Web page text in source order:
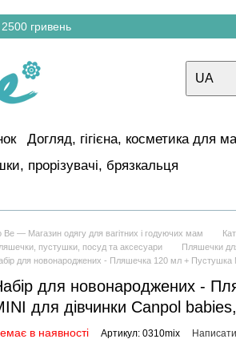
гривень
UA
Догляд, гігієна, косметика для
прорізувачі, брязкальця
Be — Магазин одягу для вагітних і годуючих мам
пустушки, посуд та аксесуари
Пляшечки
для новонароджених - Пляшечка 120 мл + Пустушка
для новонароджених -
для дівчинки Canpol
в наявності Артикул: 0310mix Написати